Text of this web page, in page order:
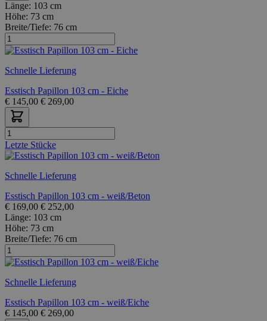
Länge: 103 cm
Höhe: 73 cm
Breite/Tiefe: 76 cm
Schnelle Lieferung
Esstisch Papillon 103 cm - Eiche
€ 145,00 € 269,00
Letzte Stücke
Schnelle Lieferung
Esstisch Papillon 103 cm - weiß/Beton
€ 169,00 € 252,00
Länge: 103 cm
Höhe: 73 cm
Breite/Tiefe: 76 cm
Schnelle Lieferung
Esstisch Papillon 103 cm - weiß/Eiche
€ 145,00 € 269,00